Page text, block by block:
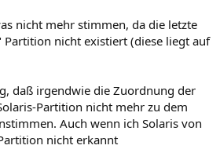
nicht mehr stimmen, da die letzte
Partition nicht existiert (diese liegt auf
daß irgendwie die Zuordnung der
Partition nicht mehr zu dem
Auch wenn ich Solaris von
nicht erkannt